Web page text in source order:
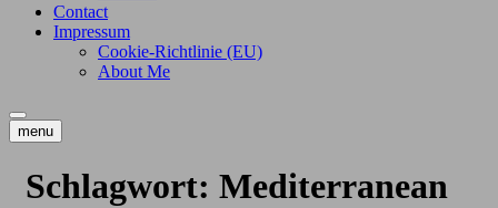
Contact
Impressum
Cookie-Richtlinie (EU)
About Me
menu
Schlagwort: Mediterranean